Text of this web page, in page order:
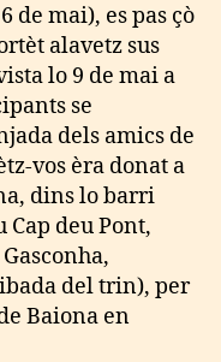
de mai), es pas çò
alavetz sus
lo 9 de mai a
se
dels amics de
vos èra donat a
dins lo barri
Cap deu Pont,
del trin), per
Baiona en